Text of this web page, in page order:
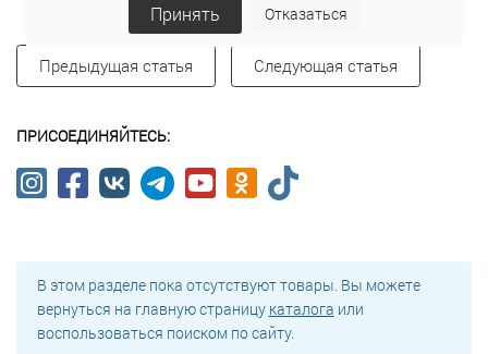
Предыдущая статья Следующая статья
ПРИСОЕДИНЯЙТЕСЬ:
В этом разделе пока отсутствуют товары. Вы можете
вернуться на главную страницу каталога или
воспользоваться поиском по сайту.
Принять Отказаться